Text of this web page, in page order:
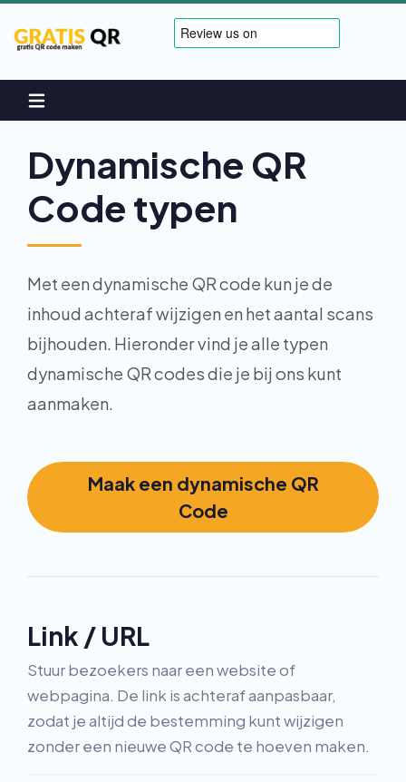
Dynamische QR
Code typen
Met een dynamische QR code kun je de
inhoud achteraf wijzigen en het aantal scans
bijhouden. Hieronder vind je alle typen
dynamische QR codes die je bij ons kunt
aanmaken.
Maak een dynamische QR
Code
Link / URL
Stuur bezoekers naar een website of
webpagina. De link is achteraf aanpasbaar,
zodat je altijd de bestemming kunt wijzigen
zonder een nieuwe QR code te hoeven maken.